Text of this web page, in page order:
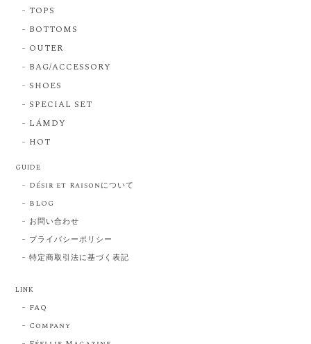
TOPS
BOTTOMS
OUTER
BAG/ACCESSORY
SHOES
SPECIAL SET
LÁMDY
HOT
GUIDE
Désir et Raisonについて
BLOG
お問い合わせ
プライバシーポリシー
特定商取引法に基づく表記
LINK
FAQ
Company